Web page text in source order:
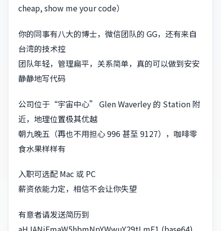
cheap, show me your code）
你的同事有八大的博士，微信团队的 GG，还有来自
台湾的技术控
团队年轻，管理扁平，关系简单，真的可以做到安安
静静地写代码
公司位于“宇宙中心” Glen Waverley 的 Station 附
近，地理位置极其优越
朝九晚五（再也不用担心 996 甚至 9127），咖啡零
食水果样样有
入职可选配 Mac 或 PC
薪资依能力定，相信不会让你失望
有意者请发送简历到